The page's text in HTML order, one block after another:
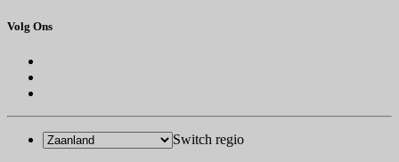
Volg Ons
Switch regio